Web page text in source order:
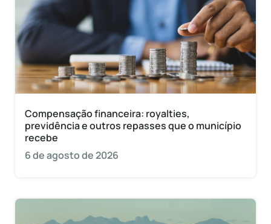
Compensação financeira: royalties,
previdência e outros repasses que o município
recebe
6 de agosto de 2026